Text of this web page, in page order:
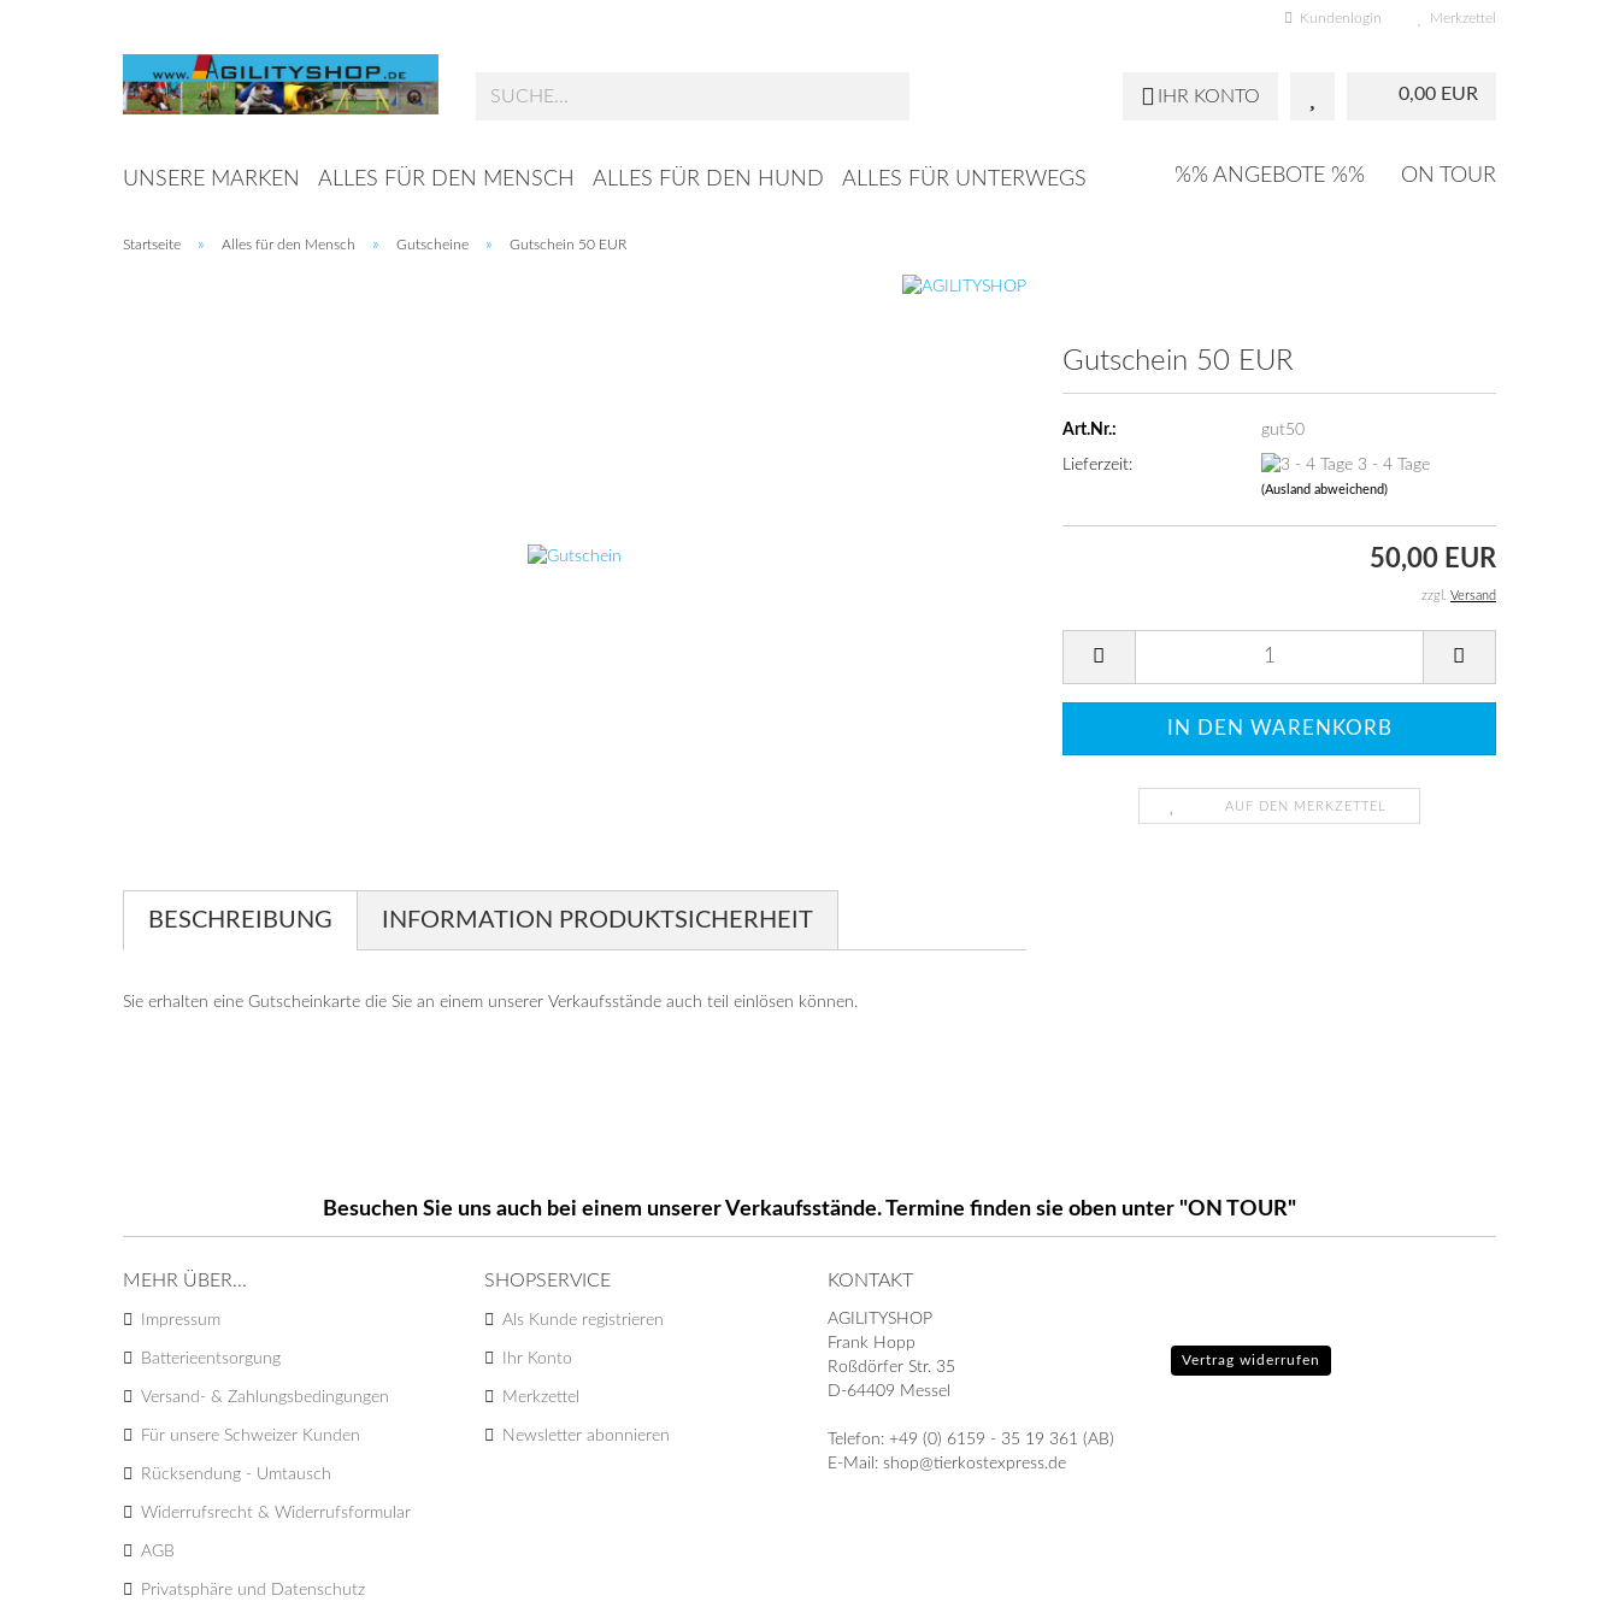
Kundenlogin Merkzettel
0,00 EUR
IHR KONTO
UNSERE MARKEN ALLES FÜR DEN MENSCH ALLES FÜR DEN HUND ALLES FÜR UNTERWEGS %% ANGEBOTE %% ON TOUR
Startseite » Alles für den Mensch » Gutscheine » Gutschein 50 EUR
Gutschein 50 EUR
Art.Nr.: gut50
Lieferzeit: 3 - 4 Tage
(Ausland abweichend)
50,00 EUR
zzgl. Versand
AUF DEN MERKZETTEL
BESCHREIBUNG INFORMATION PRODUKTSICHERHEIT
Sie erhalten eine Gutscheinkarte die Sie an einem unserer Verkaufsstände auch teil einlösen können.
Besuchen Sie uns auch bei einem unserer Verkaufsstände. Termine finden sie oben unter "ON TOUR"
MEHR ÜBER...
Impressum
Batterieentsorgung
Versand- & Zahlungsbedingungen
Für unsere Schweizer Kunden
Rücksendung - Umtausch
Widerrufsrecht & Widerrufsformular
AGB
Privatsphäre und Datenschutz
SHOPSERVICE
Als Kunde registrieren
Ihr Konto
Merkzettel
Newsletter abonnieren
KONTAKT
AGILITYSHOP
Frank Hopp
Roßdörfer Str. 35
D-64409 Messel
Telefon: +49 (0) 6159 - 35 19 361 (AB)
E-Mail: shop@tierkostexpress.de
Vertrag widerrufen